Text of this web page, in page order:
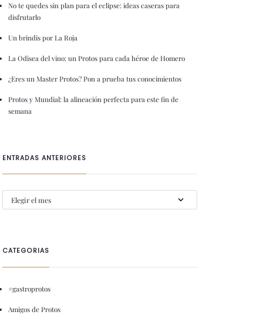
No te quedes sin plan para el eclipse: ideas caseras para
disfrutarlo
Un brindis por La Roja
La Odisea del vino: un Protos para cada héroe de Homero
¿Eres un Master Protos? Pon a prueba tus conocimientos
Protos y Mundial: la alineación perfecta para este fin de
semana
ENTRADAS ANTERIORES
CATEGORIAS
#gastroprotos
Amigos de Protos